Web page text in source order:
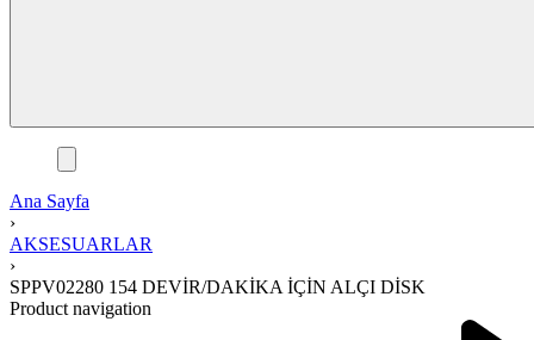
Ana Sayfa
›
AKSESUARLAR
›
SPPV02280 154 DEVİR/DAKİKA İÇİN ALÇI DİSK
Product navigation